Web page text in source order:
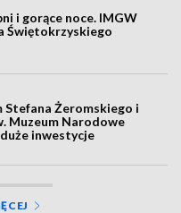
i gorące noce. IMGW
Świętokrzyskiego
Stefana Żeromskiego i
Muzeum Narodowe
inwestycje